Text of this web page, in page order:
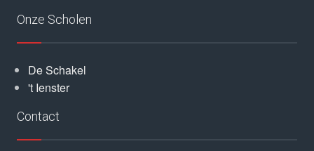
Onze Scholen
De Schakel
't Ienster
Contact